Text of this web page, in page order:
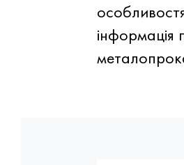
інформація